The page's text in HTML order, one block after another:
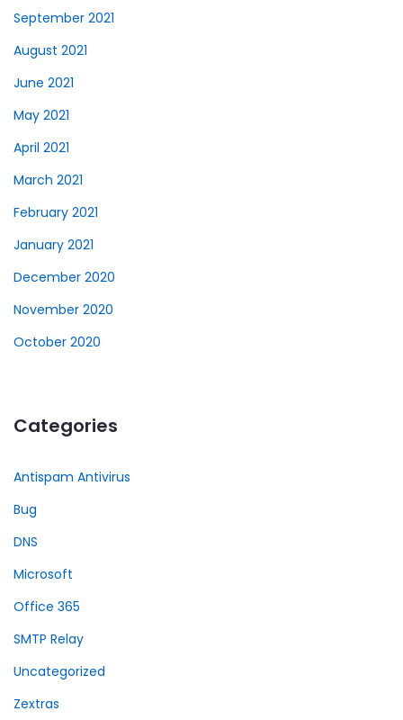
September 2021
August 2021
June 2021
May 2021
April 2021
March 2021
February 2021
January 2021
December 2020
November 2020
October 2020
Categories
Antispam Antivirus
Bug
DNS
Microsoft
Office 365
SMTP Relay
Uncategorized
Zextras